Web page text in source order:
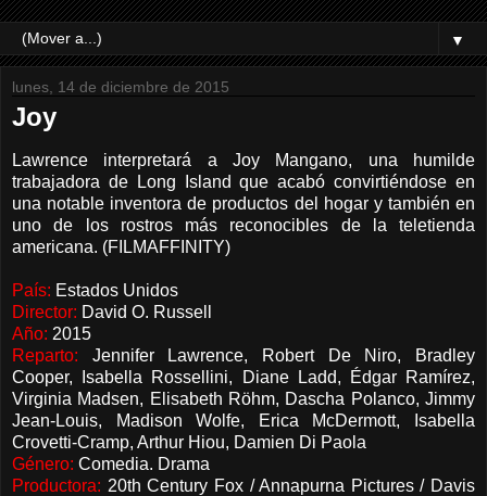
▼
lunes, 14 de diciembre de 2015
Joy
Lawrence interpretará a Joy Mangano, una humilde
trabajadora de Long Island que acabó convirtiéndose en
una notable inventora de productos del hogar y también en
uno de los rostros más reconocibles de la teletienda
americana. (FILMAFFINITY)
País: Estados Unidos
Director: David O. Russell
Año: 2015
Reparto: Jennifer Lawrence, Robert De Niro, Bradley
Cooper, Isabella Rossellini, Diane Ladd, Édgar Ramírez,
Virginia Madsen, Elisabeth Röhm, Dascha Polanco, Jimmy
Jean-Louis, Madison Wolfe, Erica McDermott, Isabella
Crovetti-Cramp, Arthur Hiou, Damien Di Paola
Género: Comedia. Drama
Productora: 20th Century Fox / Annapurna Pictures / Davis